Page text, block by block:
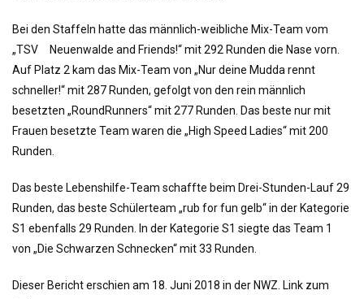
Bei den Staffeln hatte das männlich-weibliche Mix-Team vom
„TSV Neuenwalde and Friends!“ mit 292 Runden die Nase vorn.
Auf Platz 2 kam das Mix-Team von „Nur deine Mudda rennt
schneller!“ mit 287 Runden, gefolgt von den rein männlich
besetzten „RoundRunners“ mit 277 Runden. Das beste nur mit
Frauen besetzte Team waren die „High Speed Ladies“ mit 200
Runden.
Das beste Lebenshilfe-Team schaffte beim Drei-Stunden-Lauf 29
Runden, das beste Schülerteam „rub for fun gelb“ in der Kategorie
S1 ebenfalls 29 Runden. In der Kategorie S1 siegte das Team 1
von „Die Schwarzen Schnecken“ mit 33 Runden.
Dieser Bericht erschien am 18. Juni 2018 in der NWZ. Link zum